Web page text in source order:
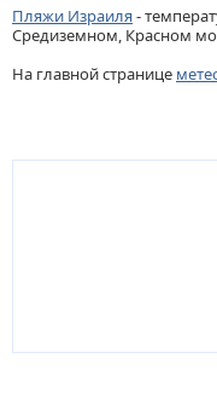
Пляжи Израиля-
Средиземном, Красном
На главной странице